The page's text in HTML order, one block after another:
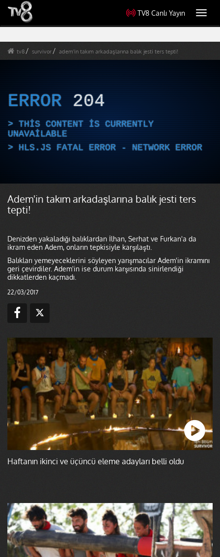
TV8 Canlı Yayın
tv8 survivor adem'in takım arkadaşlarına balık jesti ters tepti!
ERROR 204
THIS CONTENT IS CURRENTLY
UNAVAILABLE
HLS.JS FATAL ERROR - NETWORK ERROR
Adem'in takım arkadaşlarına balık jesti ters
tepti!
Denizden yakaladığı balıklardan İlhan, Serhat ve Furkan'a da
ikram eden Adem, onların tepkisiyle karşılaştı.
Balıkları yemeyeceklerini söyleyen yarışmacılar Adem'in ikramını
geri çevirdiler. Adem'in ise durum karşısında sinirlendiği
dikkatlerden kaçmadı.
22/03/2017
Haftanın ikinci ve üçüncü eleme adayları belli oldu